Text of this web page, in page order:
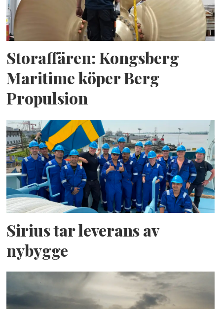
Storaffären: Kongsberg
Maritime köper Berg
Propulsion
Sirius tar leverans av
nybygge